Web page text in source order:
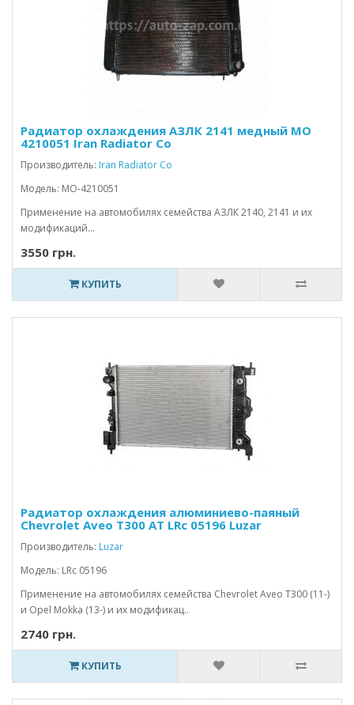
Радиатор охлаждения АЗЛК 2141 медный MO
4210051 Iran Radiator Co
Производитель: Iran Radiator Co
Модель: MO-4210051
Применение на автомобилях семейства АЗЛК 2140, 2141 и их
модификаций...
3550 грн.
КУПИТЬ
Радиатор охлаждения алюминиево-паяный
Chevrolet Aveo T300 AT LRc 05196 Luzar
Производитель: Luzar
Модель: LRc 05196
Применение на автомобилях семейства Chevrolet Aveo T300 (11-)
и Opel Mokka (13-) и их модификац..
2740 грн.
КУПИТЬ